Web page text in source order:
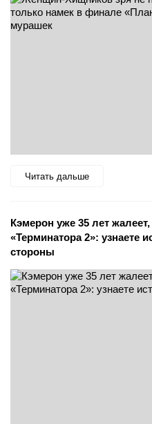
Читать дальше
Кэмерон уже 35 лет
«Терминатора 2»: узнаете
стороны